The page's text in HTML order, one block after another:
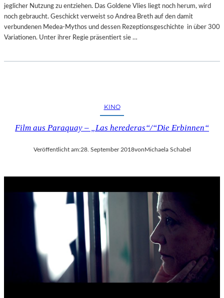
jeglicher Nutzung zu entziehen. Das Goldene Vlies liegt noch herum, wird
noch gebraucht. Geschickt verweist so Andrea Breth auf den damit
verbundenen Medea-Mythos und dessen Rezeptionsgeschichte in über 300
Variationen. Unter ihrer Regie präsentiert sie …
KINO
Film aus Paraquay – „Las herederas“/“Die Erbinnen“
Veröffentlicht am:28. September 2018von Michaela Schabel